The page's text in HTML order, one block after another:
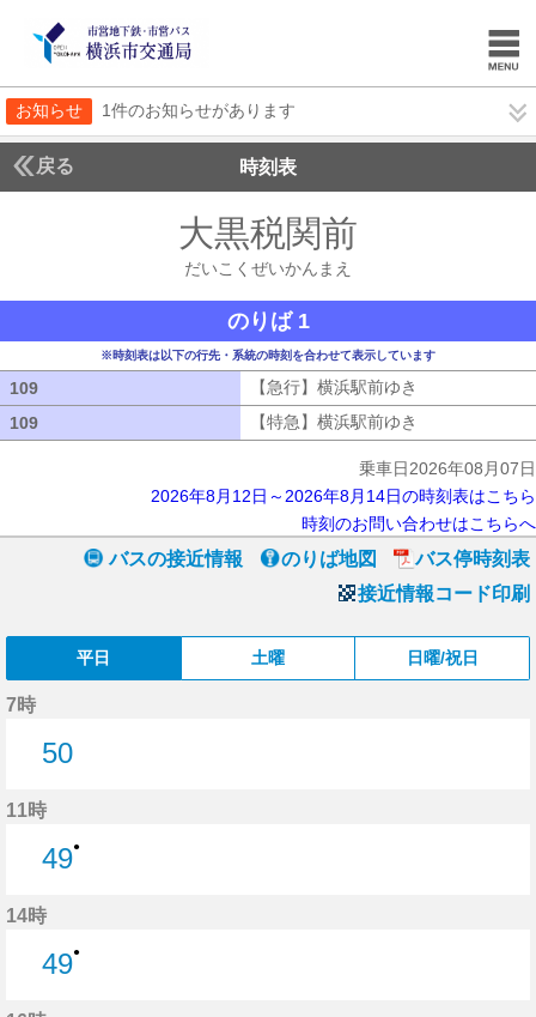
お知らせ 1件のお知らせがあります
戻る 時刻表
大黒税関前
だいこくぜいかんまえ
のりば 1
※時刻表は以下の行先・系統の時刻を合わせて表示しています
109 【急行】横浜駅前ゆき
109
【特急】横浜駅前ゆき
乗車日2026年08月07日
2026年8月12日～2026年8月14日の時刻表はこちら
時刻のお問い合わせはこちらへ
バスの接近情報 のりば地図
バス停時刻表
接近情報コード印刷
平日 土曜 日曜/祝日
7時
50
11時
49●
14時
49●